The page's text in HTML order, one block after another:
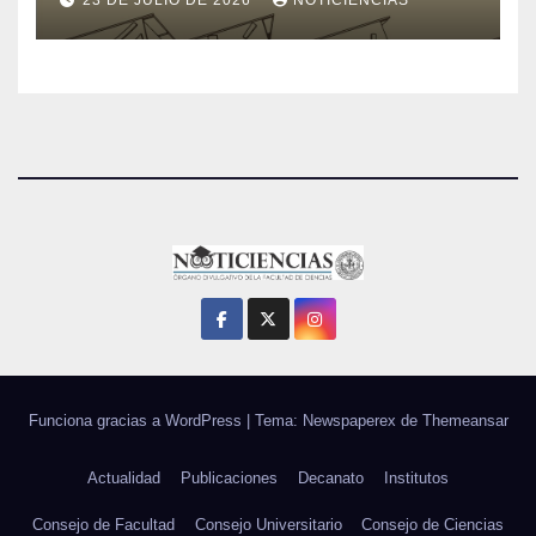
Funciona gracias a WordPress | Tema: Newspaperex de Themeansar
Actualidad Publicaciones Decanato Institutos
Consejo de Facultad Consejo Universitario Consejo de Ciencias